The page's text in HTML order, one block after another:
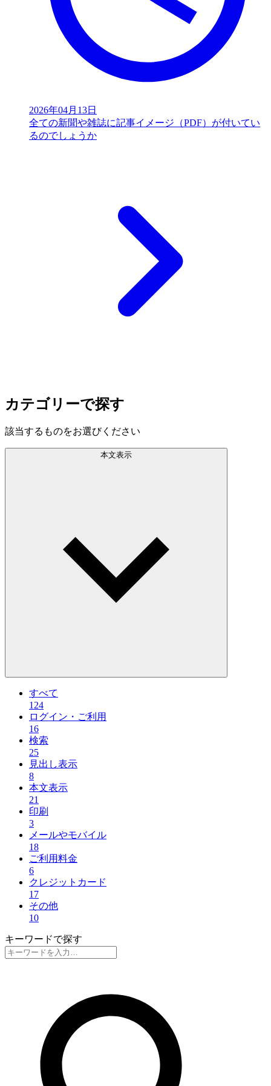
2026年04月13日
全ての新聞や雑誌に記事イメージ（PDF）が付いてい
るのでしょうか
カテゴリーで探す
該当するものをお選びください
本文表示
すべて
124
ログイン・ご利用
16
検索
25
見出し表示
8
本文表示
21
印刷
3
メールやモバイル
18
ご利用料金
6
クレジットカード
17
その他
10
キーワードで探す